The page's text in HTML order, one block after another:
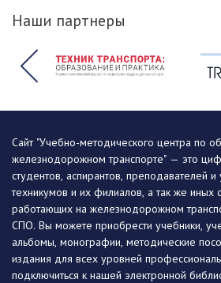
Наши партнеры
Сайт "Учебно-методического центра по
железнодорожном транспорте" — это
студентов, аспирантов, преподавателей и
техникумов и их филиалов, а так же иных
работающих на железнодорожном
СПО. Вы можете приобрести учебники,
альбомы, монографии, методические
издания для всех уровней
подключиться к нашей электронной